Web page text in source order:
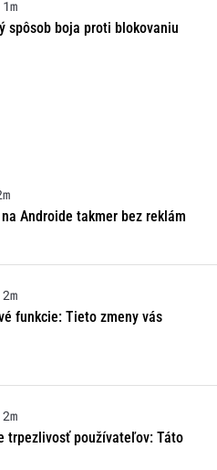
1m
spôsob boja proti blokovaniu
Androide takmer bez reklám
2m
funkcie: Tieto zmeny vás
2m
trpezlivosť používateľov: Táto